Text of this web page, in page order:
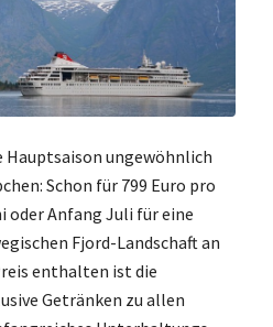
Hauptsaison ungewöhnlich
Schon für 799 Euro pro
oder Anfang Juli für eine
Fjord-Landschaft an
enthalten ist die
Getränken zu allen